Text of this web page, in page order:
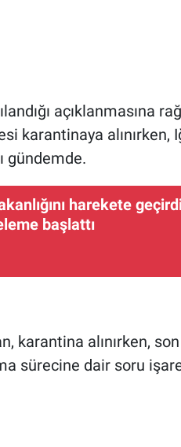
açıklanmasına
karantinaya alınırken,
gündemde.
harekete
başlattı
karantina alınırken,
sürecine dair soru